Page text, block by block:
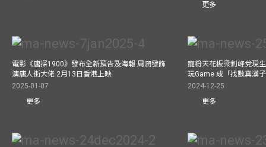
更多
電影《唐探1900》發布全新預告及海報 周潤發飾
演唐人街大佬 2月13日香港上映
2025-01-07
更多
寵粉天花板梁釗峰兌現
玩Game 成「找數真漢
2024-12-25
更多